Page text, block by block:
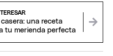
una receta
tu merienda perfecta